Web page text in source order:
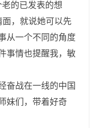
的已发表的想
，就说她可以先
从一个不同的角度
事情也提醒我，敏
奋战在一线的中国
妹们，带着好奇